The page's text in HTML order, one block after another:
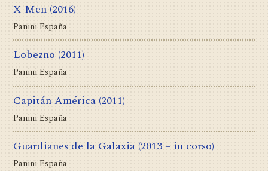
X-Men (2016)
Panini España
Lobezno (2011)
Panini España
Capitán América (2011)
Panini España
Guardianes de la Galaxia (2013 – in corso)
Panini España